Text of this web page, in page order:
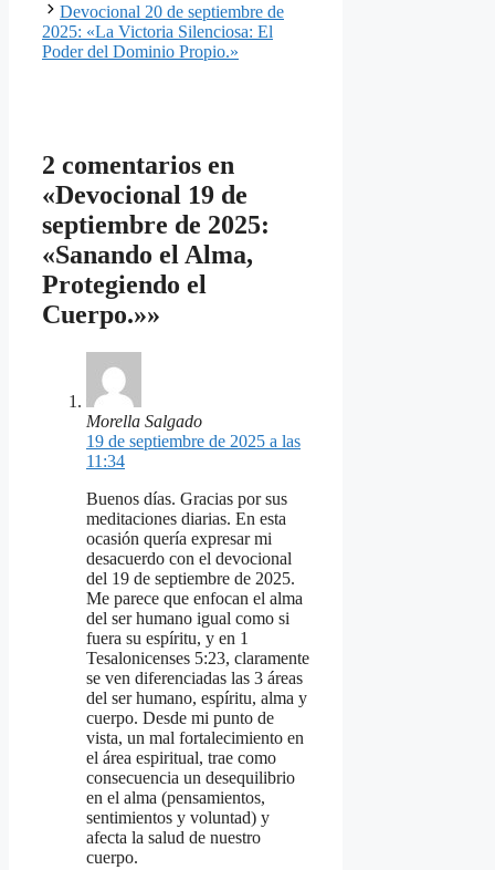
Devocional 20 de septiembre de
2025: «La Victoria Silenciosa: El
Poder del Dominio Propio.»
2 comentarios en
«Devocional 19 de
septiembre de 2025:
«Sanando el Alma,
Protegiendo el
Cuerpo.»»
Morella Salgado
19 de septiembre de 2025 a las
11:34
Buenos días. Gracias por sus
meditaciones diarias. En esta
ocasión quería expresar mi
desacuerdo con el devocional
del 19 de septiembre de 2025.
Me parece que enfocan el alma
del ser humano igual como si
fuera su espíritu, y en 1
Tesalonicenses 5:23, claramente
se ven diferenciadas las 3 áreas
del ser humano, espíritu, alma y
cuerpo. Desde mi punto de
vista, un mal fortalecimiento en
el área espiritual, trae como
consecuencia un desequilibrio
en el alma (pensamientos,
sentimientos y voluntad) y
afecta la salud de nuestro
cuerpo.